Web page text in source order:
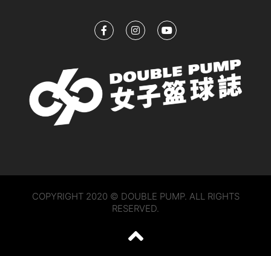
COPYRIGHT 2020 © DOUBLE PUMP. ALL RIGHTS
RESERVED.